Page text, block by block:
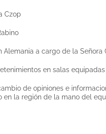
Czop
a cargo de la
en salas
de opiniones e
en la región de la mano del